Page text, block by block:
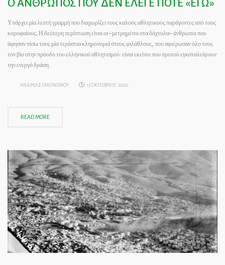
Ο ΑΝΘΡΩΠΟΣ ΠΟΥ ΔΕΝ ΕΛΕΓΕ ΠΟΤΕ «ΕΓΩ»
Υπάρχει μία λεπτή γραμμή που διαχωρίζει τους καλούς αθλητικούς παράγοντες από τους
κορυφαίους. Η δεύτερη περίπτωση είναι οι –μετρημένοι στα δάχτυλα– άνθρωποι που
άφησαν πίσω τους μία τεράστια κληρονομιά στους φιλάθλους, που αφιέρωσαν όλο τους
τον βίο στην πρόοδο του ελληνικού αθλητισμού· είναι εκείνοι που προτού εγκαταλείψουν
την ενεργό δράση
ΑΝΔΡΕΑΣ ΟΙΚΟΝΟΜΟΥ 15 ΟΚΤΩΒΡΙΟΥ, 2020
READ MORE